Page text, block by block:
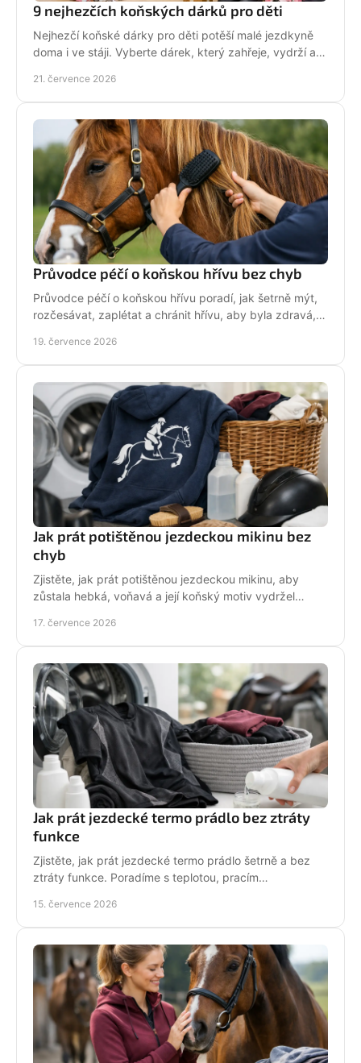
9 nejhezčích koňských dárků pro děti
Nejhezčí koňské dárky pro děti potěší malé jezdkyně
doma i ve stáji. Vyberte dárek, který zahřeje, vydrží a
21. července 2026
Průvodce péčí o koňskou hřívu bez chyb
Průvodce péčí o koňskou hřívu poradí, jak šetrně mýt,
rozčesávat, zaplétat a chránit hřívu, aby byla zdravá,
19. července 2026
Jak prát potištěnou jezdeckou mikinu bez
chyb
Zjistěte, jak prát potištěnou jezdeckou mikinu, aby
zůstala hebká, voňavá a její koňský motiv vydržel
17. července 2026
Jak prát jezdecké termo prádlo bez ztráty
funkce
Zjistěte, jak prát jezdecké termo prádlo šetrně a bez
ztráty funkce. Poradíme s teplotou, pracím
den.
15. července 2026